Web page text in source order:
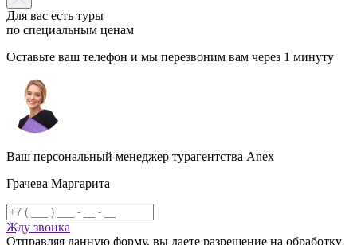
Для вас есть туры
по специальным ценам
Оставьте ваш телефон и мы перезвоним вам через 1 минуту
Ваш персональный менеджер турагентства Anex
Грачева Маргарита
Жду звонка
Отправляя данную форму, вы даете разрешение на обработку